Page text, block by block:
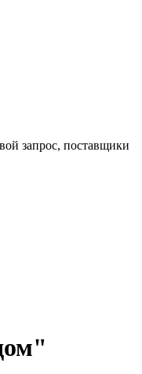
запрос, поставщики